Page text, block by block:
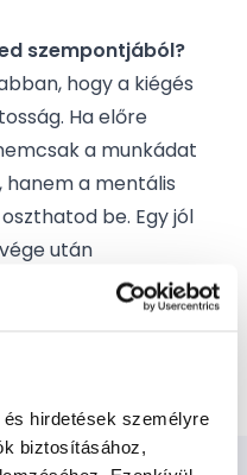
hirdetések személyre
biztosításához,
szempontjából?
hogy a kiégés
Ha előre
a munkádat
a mentális
be. Egy jól
után
és motiváltabban